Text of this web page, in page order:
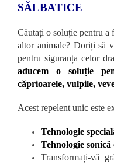
SĂLBATICE
Căutați o soluție pentru a
altor animale? Doriți să
pentru siguranța celor
aducem o soluție
căprioarele, vulpile,
Acest repelent unic este
Tehnologie
Tehnologie
Transformați-vă